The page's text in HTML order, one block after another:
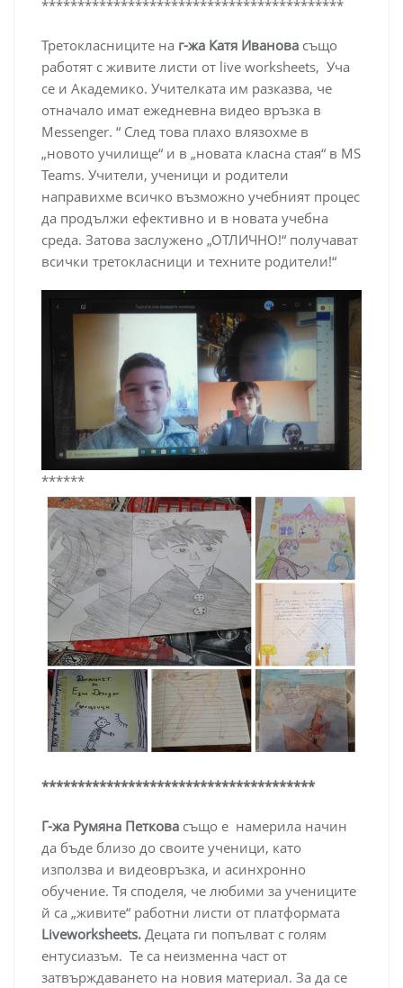
******************************************
Третокласниците на г-жа Катя Иванова също
работят с живите листи от live worksheets, Уча
се и Академико. Учителката им разказва, че
отначало имат ежедневна видео връзка в
Messenger. “ След това плахо влязохме в
„новото училище“ и в „новата класна стая“ в MS
Teams. Учители, ученици и родители
направихме всичко възможно учебният процес
да продължи ефективно и в новата учебна
среда. Затова заслужено „ОТЛИЧНО!“ получават
всички третокласници и техните родители!“
******
**************************************
Г-жа Румяна Петкова също е намерила начин
да бъде близо до своите ученици, като
използва и видеовръзка, и асинхронно
обучение. Тя споделя, че любими за учениците
й са „живите“ работни листи от платформата
Liveworksheets. Децата ги попълват с голям
ентусиазъм. Те са неизменна част от
затвърждаването на новия материал. За да се